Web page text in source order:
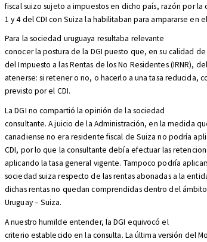
fiscal suizo sujeto a impuestos en dicho país, razón por la
1 y 4 del CDI con Suiza la habilitaban para ampararse en
Para la sociedad uruguaya resultaba relevante
conocer la postura de la DGI puesto que, en su calidad
del Impuesto a las Rentas de los No Residentes (IRNR),
atenerse: si retener o no, o hacerlo a una tasa reducida,
previsto por el CDI.
La DGI no compartió la opinión de la sociedad
consultante. A juicio de la Administración, en la medida
canadiense no era residente fiscal de Suiza no podría
CDI, por lo que la consultante debía efectuar las
aplicando la tasa general vigente. Tampoco podría
sociedad suiza respecto de las rentas abonadas a la
dichas rentas no quedan comprendidas dentro del
Uruguay – Suiza.
A nuestro humilde entender, la DGI equivocó el
criterio establecido en la consulta. La última versión del